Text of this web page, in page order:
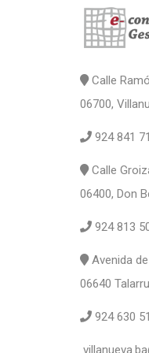
Calle
06700,
924 841
Calle
06400, Don
924 813
Avenida
06640
924 630